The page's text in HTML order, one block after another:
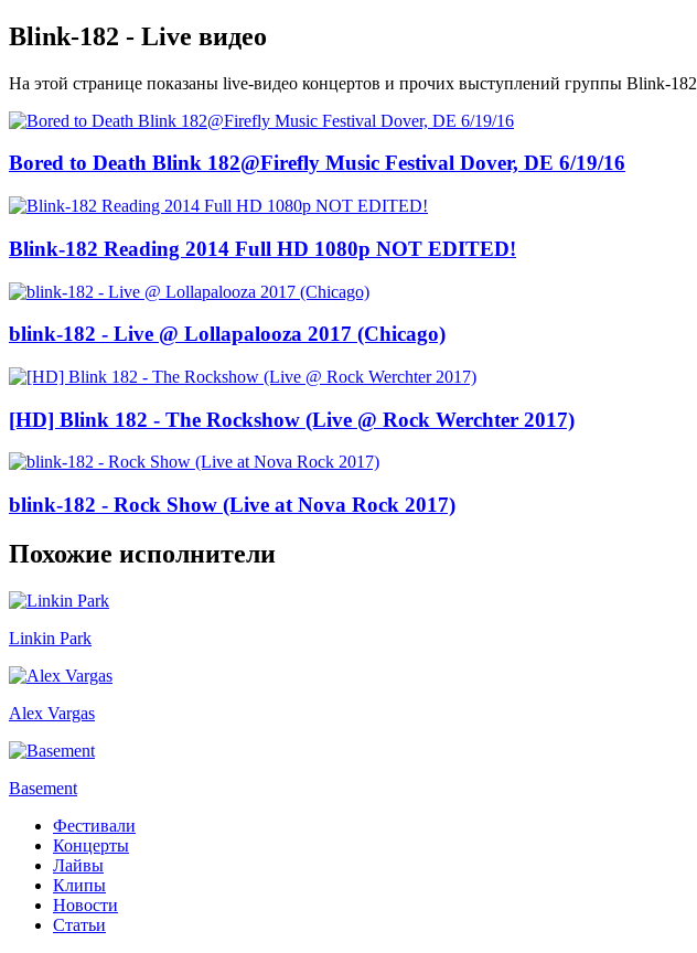
Blink-182 - Live видео
На этой странице показаны live-видео концертов и прочих выступлений группы Blink-182
Bored to Death Blink 182@Firefly Music Festival Dover, DE 6/19/16
Blink-182 Reading 2014 Full HD 1080p NOT EDITED!
blink-182 - Live @ Lollapalooza 2017 (Chicago)
[HD] Blink 182 - The Rockshow (Live @ Rock Werchter 2017)
blink-182 - Rock Show (Live at Nova Rock 2017)
Похожие исполнители
Linkin Park
Alex Vargas
Basement
Фестивали
Концерты
Лайвы
Клипы
Новости
Статьи